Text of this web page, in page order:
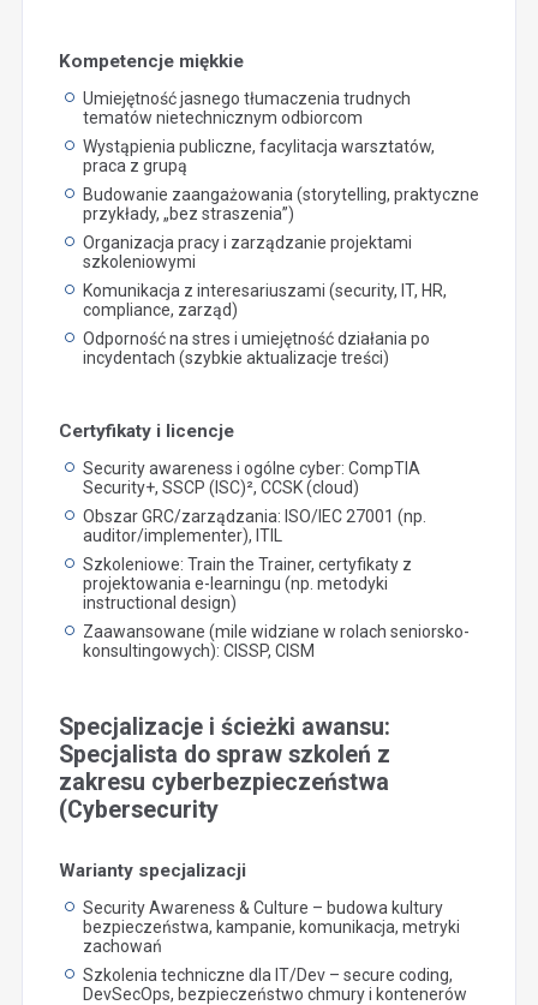
Kompetencje miękkie
Umiejętność jasnego tłumaczenia trudnych
tematów nietechnicznym odbiorcom
Wystąpienia publiczne, facylitacja warsztatów,
praca z grupą
Budowanie zaangażowania (storytelling, praktyczne
przykłady, „bez straszenia”)
Organizacja pracy i zarządzanie projektami
szkoleniowymi
Komunikacja z interesariuszami (security, IT, HR,
compliance, zarząd)
Odporność na stres i umiejętność działania po
incydentach (szybkie aktualizacje treści)
Certyfikaty i licencje
Security awareness i ogólne cyber: CompTIA
Security+, SSCP (ISC)², CCSK (cloud)
Obszar GRC/zarządzania: ISO/IEC 27001 (np.
auditor/implementer), ITIL
Szkoleniowe: Train the Trainer, certyfikaty z
projektowania e-learningu (np. metodyki
instructional design)
Zaawansowane (mile widziane w rolach seniorsko-
konsultingowych): CISSP, CISM
Specjalizacje i ścieżki awansu:
Specjalista do spraw szkoleń z
zakresu cyberbezpieczeństwa
(Cybersecurity
Warianty specjalizacji
Security Awareness & Culture – budowa kultury
bezpieczeństwa, kampanie, komunikacja, metryki
zachowań
Szkolenia techniczne dla IT/Dev – secure coding,
DevSecOps, bezpieczeństwo chmury i kontenerów